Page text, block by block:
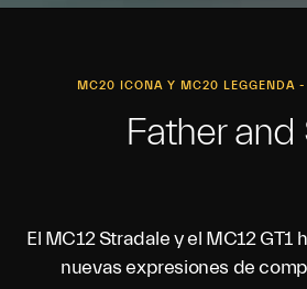
MC20 ICONA Y MC20 LEGGENDA -
Father and
El MC12 Stradale y el MC12 GT1
nuevas expresiones de